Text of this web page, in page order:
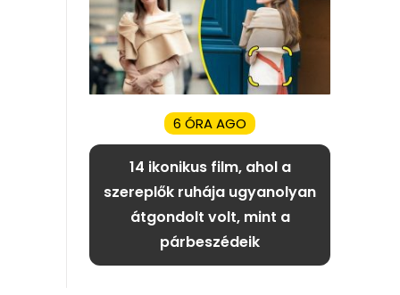
6 ÓRA AGO
14 ikonikus film, ahol a
szereplők ruhája ugyanolyan
átgondolt volt, mint a
párbeszédeik